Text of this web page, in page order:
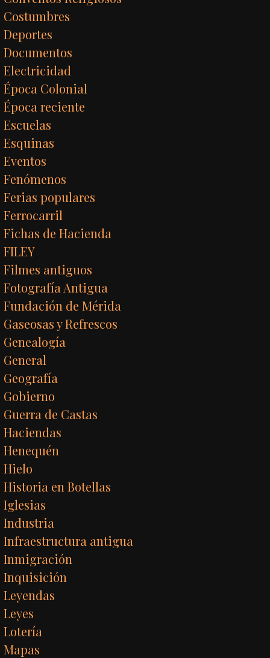
Costumbres
Deportes
Documentos
Electricidad
Época Colonial
Época reciente
Escuelas
Esquinas
Eventos
Fenómenos
Ferias populares
Ferrocarril
Fichas de Hacienda
FILEY
Filmes antiguos
Fotografía Antigua
Fundación de Mérida
Gaseosas y Refrescos
Genealogía
General
Geografía
Gobierno
Guerra de Castas
Haciendas
Henequén
Hielo
Historia en Botellas
Iglesias
Industria
Infraestructura antigua
Inmigración
Inquisición
Leyendas
Leyes
Lotería
Mapas